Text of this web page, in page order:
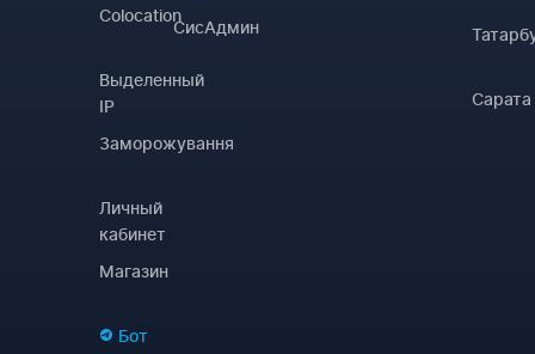
Colocation
Выделенный
IP
Заморожування
Личный
кабинет
Магазин
Бот
СисАдмин
Сарата